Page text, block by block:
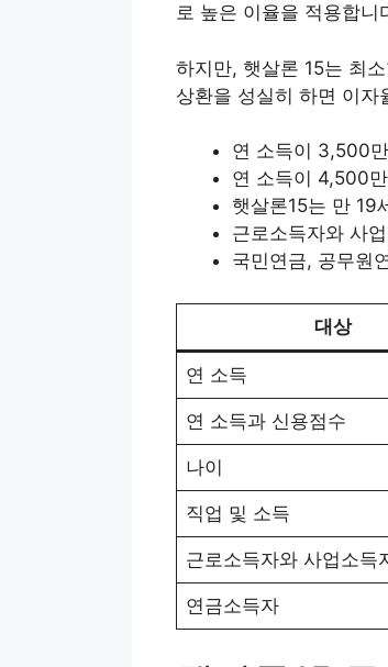
로 높은 이율을 적용합니
하지만, 햇살론 15는 최
상환을 성실히 하면 이자
연 소득이 3,500
연 소득이 4,500
햇살론15는 만 19
근로소득자와 사
국민연금, 공무원
대상
연 소득
연 소득과 신용점수
나이
직업 및 소득
근로소득자와 사업소득
연금소득자